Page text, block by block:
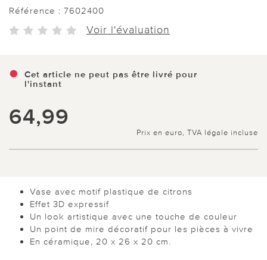
Référence : 7602400
Voir l'évaluation
Cet article ne peut pas être livré pour
l'instant
64,99
Prix en euro, TVA légale incluse
Vase avec motif plastique de citrons
Effet 3D expressif
Un look artistique avec une touche de couleur
Un point de mire décoratif pour les pièces à vivre
En céramique, 20 x 26 x 20 cm.